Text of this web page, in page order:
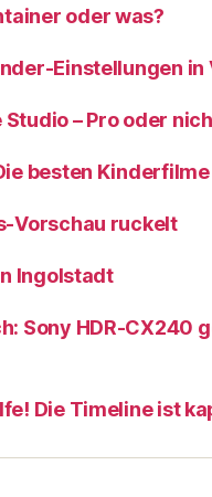
oder was?
Einstellungen in
– Pro oder
besten
Vorschau ruckelt
Ingolstadt
Sony HDR-CX240
Die Timeline ist